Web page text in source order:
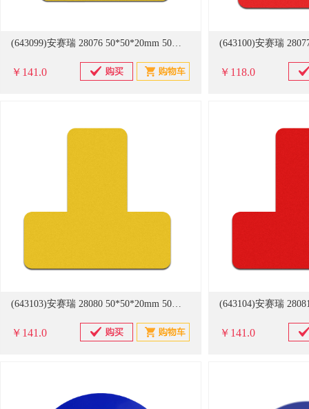
(643099)安赛瑞 28076 50*50*20mm 50片装 桌面5S管理定位贴（L型） 黄色(单位：包)
￥141.0 ￥118.0
(643103)安赛瑞 28080 50*50*20mm 50片装 桌面5S管理定位贴（T型） 黄色(单位：包)
￥141.0 ￥141.0